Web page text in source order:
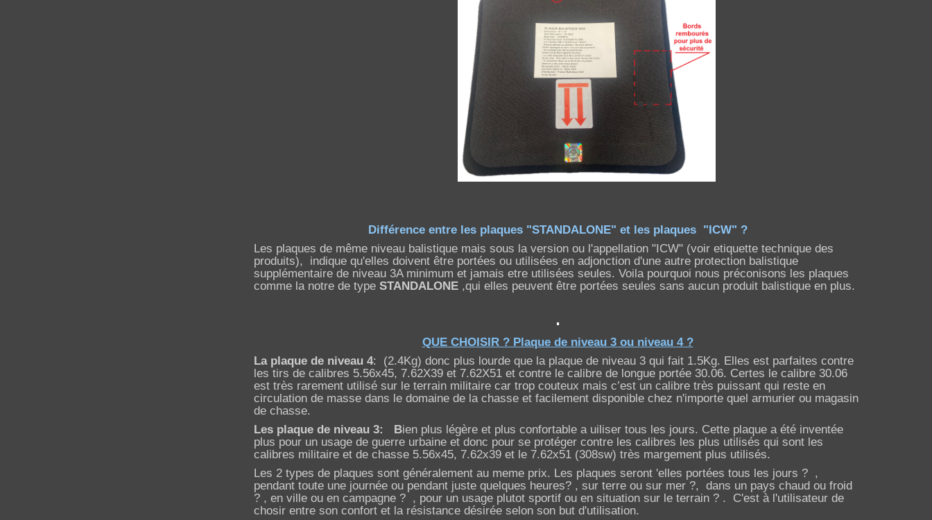
Différence entre les plaques "STANDALONE" et les plaques "ICW" ?
Les plaques de même niveau balistique mais sous la version ou l'appellation "ICW" (voir etiquette technique des
produits), indique qu'elles doivent être portées ou utilisées en adjonction d'une autre protection balistique
supplémentaire de niveau 3A minimum et jamais etre utilisées seules. Voila pourquoi nous préconisons les plaques
comme la notre de type STANDALONE ,qui elles peuvent être portées seules sans aucun produit balistique en plus.
.
QUE CHOISIR ? Plaque de niveau 3 ou niveau 4 ?
La plaque de niveau 4: (2.4Kg) donc plus lourde que la plaque de niveau 3 qui fait 1.5Kg. Elles est parfaites contre
les tirs de calibres 5.56x45, 7.62X39 et 7.62X51 et contre le calibre de longue portée 30.06. Certes le calibre 30.06
est très rarement utilisé sur le terrain militaire car trop couteux mais c’est un calibre très puissant qui reste en
circulation de masse dans le domaine de la chasse et facilement disponible chez n'importe quel armurier ou magasin
de chasse.
Les plaque de niveau 3:
Bien plus légère et plus confortable a uiliser tous les jours. Cette plaque a été inventée
plus pour un usage de guerre urbaine et donc pour se protéger contre les calibres les plus utilisés qui sont les
calibres militaire et de chasse 5.56x45, 7.62x39 et le 7.62x51 (308sw) très margement plus utilisés.
Les 2 types de plaques sont généralement au meme prix. Les plaques seront 'elles portées tous les jours ? ,
pendant toute une journée ou pendant juste quelques heures? , sur terre ou sur mer ?, dans un pays chaud ou froid
? , en ville ou en campagne ? , pour un usage plutot sportif ou en situation sur le terrain ? . C'est à l'utilisateur de
chosir entre son confort et la résistance désirée selon son but d'utilisation.